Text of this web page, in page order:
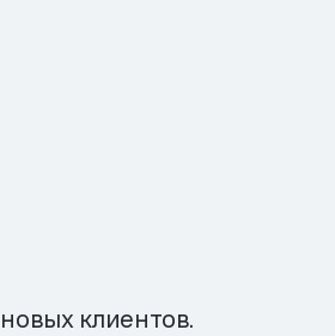
клиентов.